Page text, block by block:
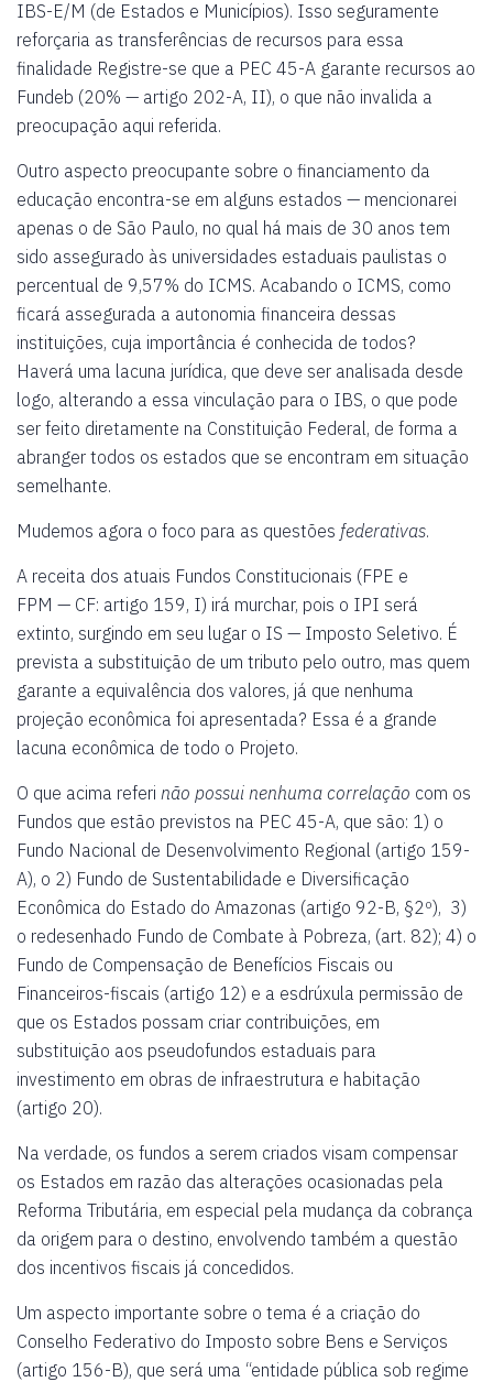
IBS-E/M (de Estados e Municípios). Isso seguramente
reforçaria as transferências de recursos para essa
finalidade Registre-se que a PEC 45-A garante recursos ao
Fundeb (20% — artigo 202-A, II), o que não invalida a
preocupação aqui referida.
Outro aspecto preocupante sobre o financiamento da
educação encontra-se em alguns estados — mencionarei
apenas o de São Paulo, no qual há mais de 30 anos tem
sido assegurado às universidades estaduais paulistas o
percentual de 9,57% do ICMS. Acabando o ICMS, como
ficará assegurada a autonomia financeira dessas
instituições, cuja importância é conhecida de todos?
Haverá uma lacuna jurídica, que deve ser analisada desde
logo, alterando a essa vinculação para o IBS, o que pode
ser feito diretamente na Constituição Federal, de forma a
abranger todos os estados que se encontram em situação
semelhante.
Mudemos agora o foco para as questões federativas.
A receita dos atuais Fundos Constitucionais (FPE e
FPM — CF: artigo 159, I) irá murchar, pois o IPI será
extinto, surgindo em seu lugar o IS — Imposto Seletivo. É
prevista a substituição de um tributo pelo outro, mas quem
garante a equivalência dos valores, já que nenhuma
projeção econômica foi apresentada? Essa é a grande
lacuna econômica de todo o Projeto.
O que acima referi não possui nenhuma correlação com os
Fundos que estão previstos na PEC 45-A, que são: 1) o
Fundo Nacional de Desenvolvimento Regional (artigo 159-
A), o 2) Fundo de Sustentabilidade e Diversificação
Econômica do Estado do Amazonas (artigo 92-B, §2º), 3)
o redesenhado Fundo de Combate à Pobreza, (art. 82); 4) o
Fundo de Compensação de Benefícios Fiscais ou
Financeiros-fiscais (artigo 12) e a esdrúxula permissão de
que os Estados possam criar contribuições, em
substituição aos pseudofundos estaduais para
investimento em obras de infraestrutura e habitação
(artigo 20).
Na verdade, os fundos a serem criados visam compensar
os Estados em razão das alterações ocasionadas pela
Reforma Tributária, em especial pela mudança da cobrança
da origem para o destino, envolvendo também a questão
dos incentivos fiscais já concedidos.
Um aspecto importante sobre o tema é a criação do
Conselho Federativo do Imposto sobre Bens e Serviços
(artigo 156-B), que será uma “entidade pública sob regime